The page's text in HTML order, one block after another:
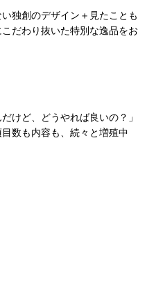
独創のデザイン＋見たことも
だわり抜いた特別な逸品をお
けど、どうやれば良いの？」
数も内容も、続々と増殖中